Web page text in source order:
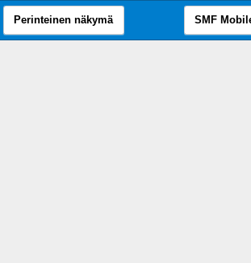
Perinteinen näkymä SMF